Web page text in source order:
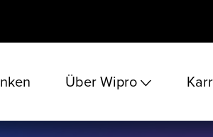
Über Wipro